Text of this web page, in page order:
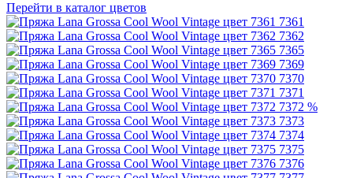
Перейти в каталог цветов
7361
7362
7365
7369
7370
7371
7372 %
7373
7374
7375
7376